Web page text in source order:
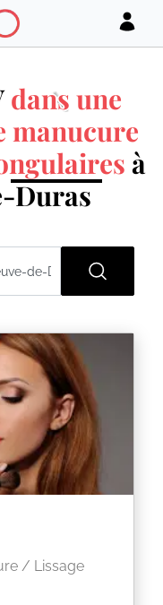
dans une
manucure
à
Duras
/ Lissage